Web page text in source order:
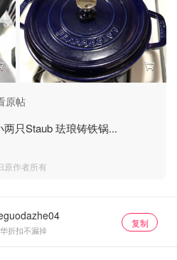
原帖
只Staub 珐琅铸铁锅...
原作者所有
折扣不漏掉
复制